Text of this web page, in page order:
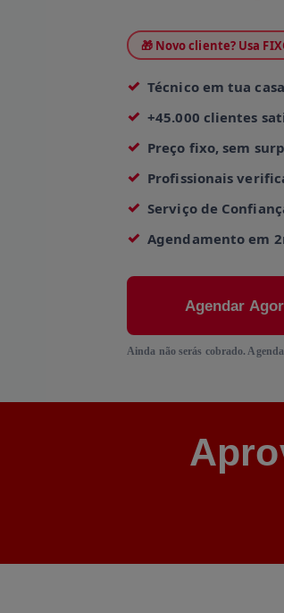
🎁 Novo cliente? Usa
Técnico em tua casa
+45.000 clientes
Preço fixo, sem
Profissionais
Serviço de
Agendamento em
Agendar
Ainda não serás cobrado.